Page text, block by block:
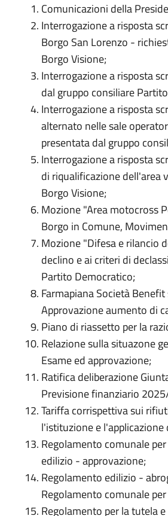
Comunicazioni della
Interrogazione a risposta
Borgo San Lorenzo -
Borgo Visione;
Interrogazione a risposta
dal gruppo consiliare
Interrogazione a risposta
alternato nelle sale
presentata dal gruppo
Interrogazione a risposta
di riqualificazione dell'area
Borgo Visione;
Mozione "Area motocross
Borgo in Comune,
Mozione "Difesa e rilancio
declino e ai criteri di
Partito Democratico;
Farmapiana Società
Approvazione aumento di
Piano di riassetto per la
Relazione sulla situazone
Esame ed approvazione;
Ratifica deliberazione
Previsione finanziario
Tariffa corrispettiva sui
l'istituzione e l'applicazione
Regolamento comunale
edilizio - approvazione;
Regolamento edilizio -
Regolamento comunale
Regolamento per la tutela